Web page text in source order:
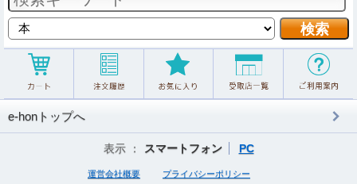
e-honトップへ
表示 ： スマートフォン PC
運営会社概要 プライバシーポリシー